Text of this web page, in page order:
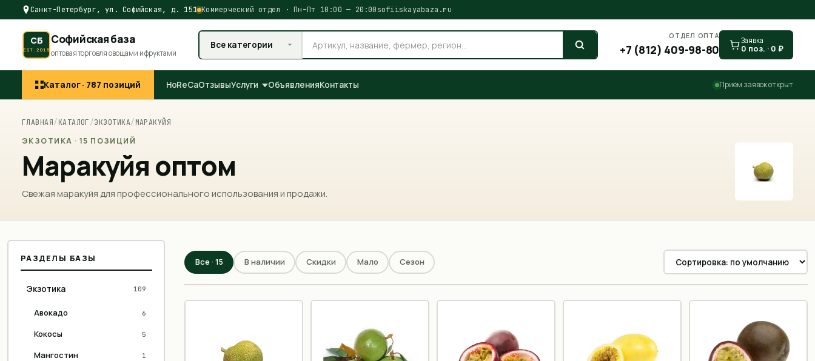
Санкт-Петербург, ул. Софийская, д. 151 Коммерческий отдел · Пн–Пт 10:00 — 20:00sofiiskayabaza.ru
СБ
EST.2015
Софийская база
оптовая торговля овощами и фруктами
Все категории
ОТДЕЛ ОПТА
+7 (812) 409-98-80
Заявка
0 поз. · 0 ₽
Каталог · 787 позиций HoReCaОтзывыУслуги ОбъявленияКонтакты Приём заявок открыт
ГЛАВНАЯ/ КАТАЛОГ /ЭКЗОТИКА/ МАРАКУЙЯ
ЭКЗОТИКА · 15 ПОЗИЦИЙ
Маракуйя оптом
Свежая маракуйя для профессионального использования и продажи.
РАЗДЕЛЫ БАЗЫ
Экзотика 109
Авокадо 6
Кокосы 5
Мангостин 1
Все · 15 В наличии Скидки Мало Сезон